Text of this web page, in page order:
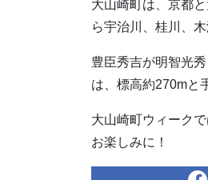
大山崎町は、京都
ら宇治川、桂川、
豊臣秀吉が明智光
は、標高約270mと
大山崎町ウィーク
お楽しみに！